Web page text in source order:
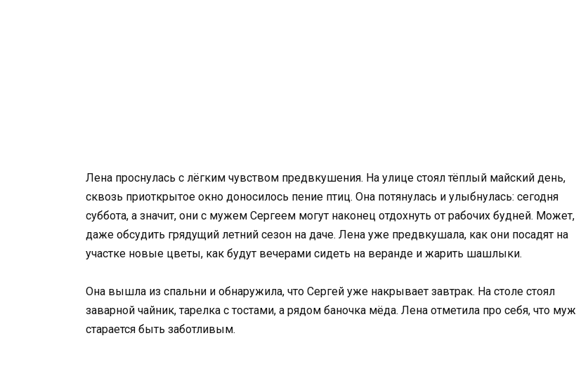
Лена проснулась с лёгким чувством предвкушения. На улице стоял тёплый майский день,
сквозь приоткрытое окно доносилось пение птиц. Она потянулась и улыбнулась: сегодня
суббота, а значит, они с мужем Сергеем могут наконец отдохнуть от рабочих будней. Может,
даже обсудить грядущий летний сезон на даче. Лена уже предвкушала, как они посадят на
участке новые цветы, как будут вечерами сидеть на веранде и жарить шашлыки.
Она вышла из спальни и обнаружила, что Сергей уже накрывает завтрак. На столе стоял
заварной чайник, тарелка с тостами, а рядом баночка мёда. Лена отметила про себя, что муж
старается быть заботливым.